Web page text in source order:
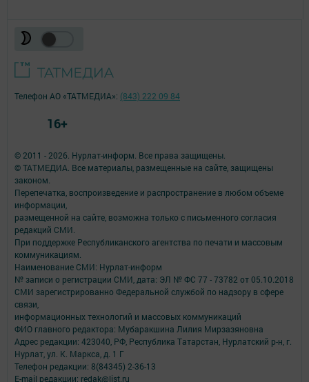
© 2011 - 2026. Нурлат-⁠информ. Все права защищены.
© ТАТМЕДИА. Все материалы, размещенные на сайте, защищены
законом.
Перепечатка, воспроизведение и распространение в любом объеме
информации,
размещенной на сайте, возможна только с письменного согласия
редакций СМИ.
При поддержке Республиканского агентства по печати и массовым
коммуникациям.
Наименование СМИ: Нурлат-⁠информ
№ записи о регистрации СМИ, дата: ЭЛ № ФС 77 -⁠ 73782 от 05.10.2018
СМИ зарегистрированно Федеральной службой по надзору в сфере
связи,
информационных технологий и массовых коммуникаций
ФИО главного редактора: Мубаракшина Лилия Мирзазяновна
Адрес редакции: 423040, РФ, Республика Татарстан, Нурлатский р-н, г.
Нурлат, ул. К. Маркса, д. 1 Г
Телефон редакции: 8(84345) 2-36-13
E-mail редакции: redak@list.ru
Телефон АО «ТАТМЕДИА»: (843) 222 09 84
16+